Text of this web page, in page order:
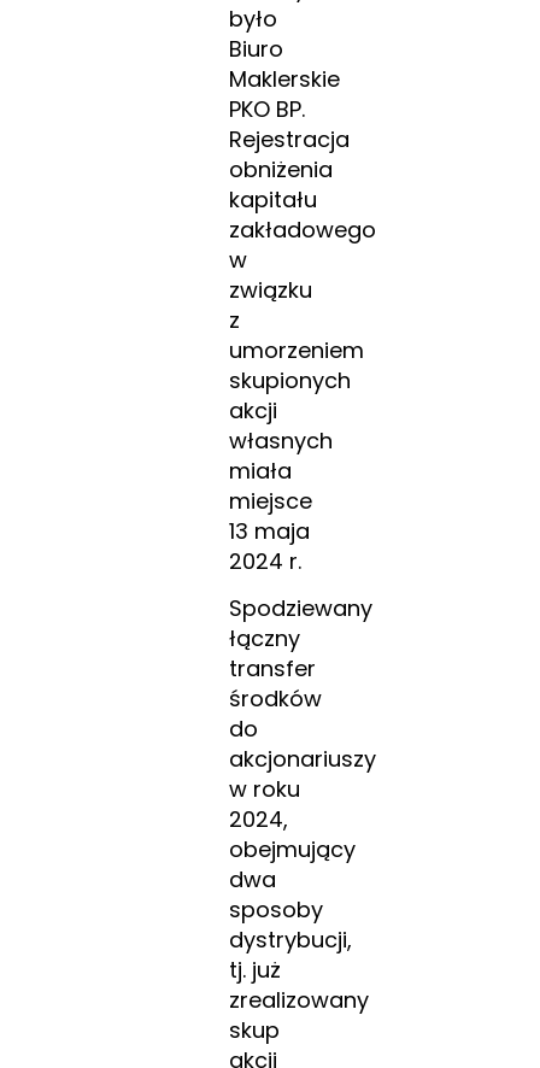
było
Biuro
Maklerskie
PKO BP.
Rejestracja
obniżenia
kapitału
zakładowego
w
związku
z
umorzeniem
skupionych
akcji
własnych
miała
miejsce
13 maja
2024 r.
Spodziewany
łączny
transfer
środków
do
akcjonariuszy
w roku
2024,
obejmujący
dwa
sposoby
dystrybucji,
tj. już
zrealizowany
skup
akcji